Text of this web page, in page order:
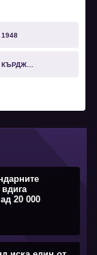
АРДА КЪРДЖАЛИ
20 000